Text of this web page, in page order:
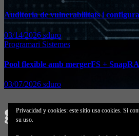
Auditoria de vulnerabilitats i
03/14/2026 sduro
Programari Sistemes
Pool flexible amb mergerFS +
03/07/2026 sduro
gStore
Privacidad y cookies: este sitio usa cookies. Si
su uso.